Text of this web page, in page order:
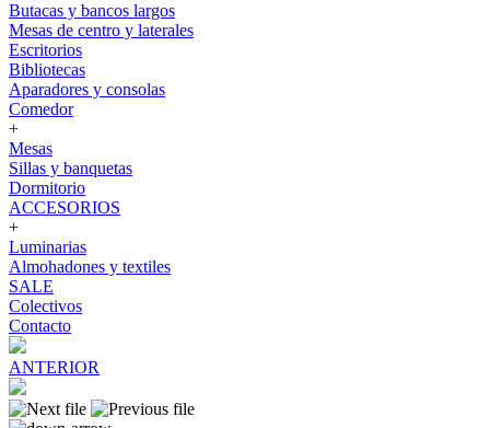
Butacas y bancos largos
Mesas de centro y laterales
Escritorios
Bibliotecas
Aparadores y consolas
Comedor
+
Mesas
Sillas y banquetas
Dormitorio
ACCESORIOS
+
Luminarias
Almohadones y textiles
SALE
Colectivos
Contacto
ANTERIOR